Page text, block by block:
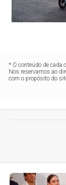
* O conteúdo de cada
Nos reservamos ao
com o propósito do